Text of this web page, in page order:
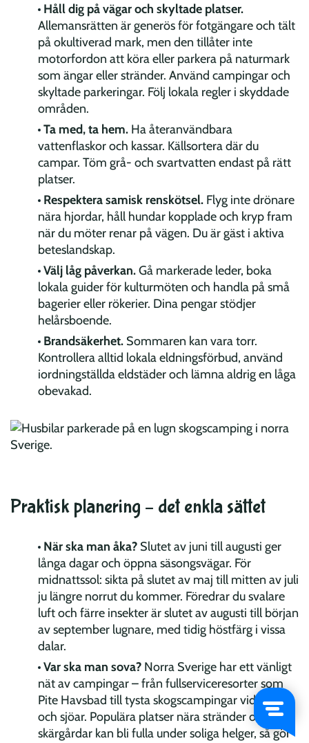
Håll dig på vägar och skyltade platser.
Allemansrätten är generös för fotgängare och tält
på okultiverad mark, men den tillåter inte
motorfordon att köra eller parkera på naturmark
som ängar eller stränder. Använd campingar och
skyltade parkeringar. Följ lokala regler i skyddade
områden.
Ta med, ta hem. Ha återanvändbara
vattenflaskor och kassar. Källsortera där du
campar. Töm grå- och svartvatten endast på rätt
platser.
Respektera samisk renskötsel. Flyg inte drönare
nära hjordar, håll hundar kopplade och kryp fram
när du möter renar på vägen. Du är gäst i aktiva
beteslandskap.
Välj låg påverkan.Gå markerade leder, boka
lokala guider för kulturmöten och handla på små
bagerier eller rökerier. Dina pengar stödjer
helårsboende.
Brandsäkerhet. Sommaren kan vara torr.
Kontrollera alltid lokala eldningsförbud, använd
iordningställda eldstäder och lämna aldrig en låga
obevakad.
Praktisk planering – det enkla sättet
När ska man åka? Slutet av juni till augusti ger
långa dagar och öppna säsongsvägar. För
midnattssol: sikta på slutet av maj till mitten av juli
ju längre norrut du kommer. Föredrar du svalare
luft och färre insekter är slutet av augusti till början
av september lugnare, med tidig höstfärg i vissa
dalar.
Var ska man sova? Norra Sverige har ett vänligt
nät av campingar – från fullserviceresorter som
Pite Havsbad till tysta skogscampingar vid älvar
och sjöar. Populära platser nära stränder och
skärgårdar kan bli fulla under soliga helger, så gör